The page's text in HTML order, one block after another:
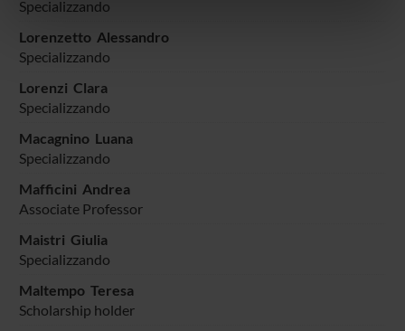
pubblicità e social media, i quali potrebbero combinarle
con altre informazioni che hai fornito loro o che hanno
raccolto dal tuo utilizzo dei loro servizi.
Specializzando
Lorenzetto Alessandro
Specializzando
Lorenzi Clara
Specializzando
Macagnino Luana
Specializzando
Mafficini Andrea
Associate Professor
Maistri Giulia
Specializzando
Maltempo Teresa
Scholarship holder